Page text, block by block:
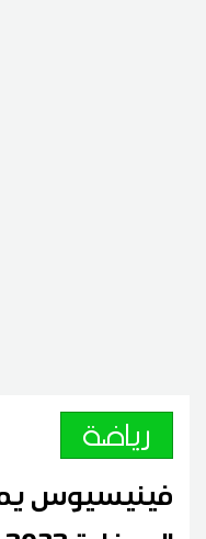
رياضة
فينيسيوس